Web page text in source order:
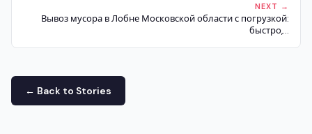
NEXT →
Вывоз мусора в Лобне Московской области с погрузкой:
быстро,...
← Back to Stories